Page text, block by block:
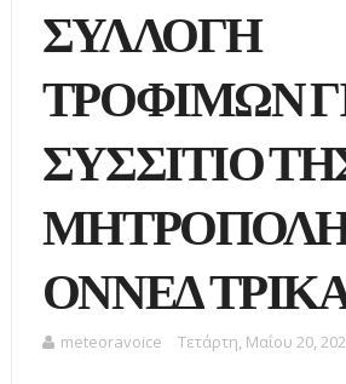
ΣΥΛΛΟΓΗ
ΤΡΟΦΙΜΩΝ
ΣΥΣΣΙΤΙΟ
ΟΝΝΕΔ
meteoravoice Τετάρτη, Μαΐου 20,